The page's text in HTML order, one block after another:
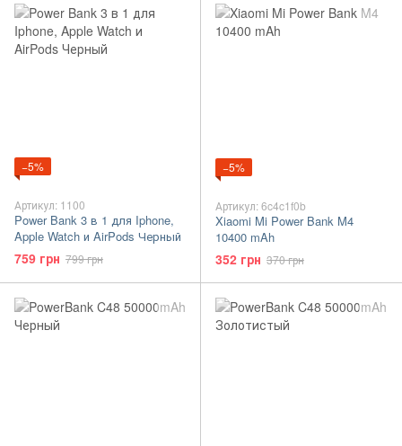
−5%
Артикул: 1100
Power Bank 3 в 1 для Iphone,
Apple Watch и AirPods Черный
759 грн 799 грн
−5%
Артикул: 6c4c1f0b
Xiaomi Mi Power Bank M4
10400 mAh
352 грн 370 грн